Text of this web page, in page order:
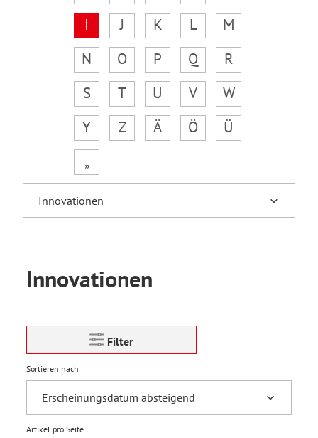
I
J K L
M
N
O P Q
R
S
T U V
W
Y
Z Ä Ö
Ü
„
Innovationen
Filter
Sortieren nach
Artikel pro Seite